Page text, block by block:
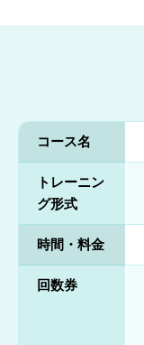
コース名
トレーニン
グ形式
時間・料金
回数券